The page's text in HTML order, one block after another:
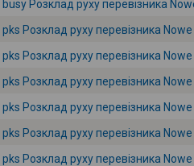
busy Розклад руху перевізника
pks Розклад руху перевізника
pks Розклад руху перевізника
pks Розклад руху перевізника
pks Розклад руху перевізника Nowe
pks Розклад руху перевізника
pks Розклад руху перевізника